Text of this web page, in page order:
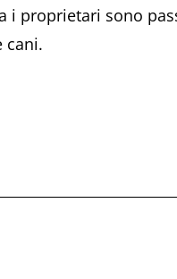
i proprietari sono
cani.